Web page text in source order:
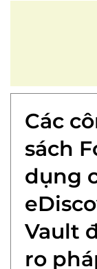
Các
sách
dụng
Vault
ro